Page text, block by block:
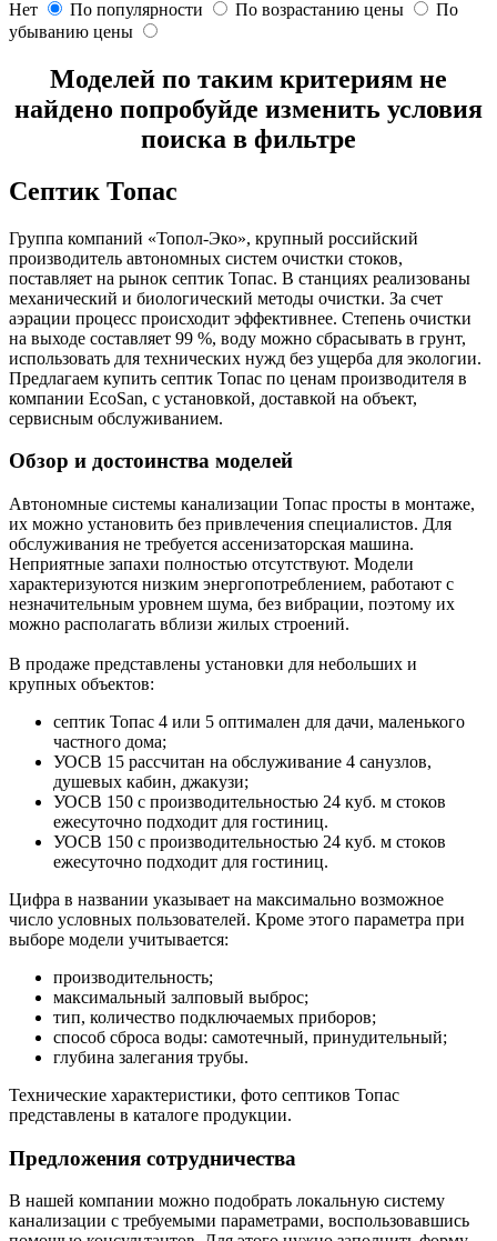
Нет По популярности По возрастанию цены
По
убыванию цены
Моделей по таким критериям не
найдено попробуйде изменить условия
поиска в фильтре
Септик Топас
Группа компаний «Топол-Эко», крупный российский
производитель автономных систем очистки стоков,
поставляет на рынок септик Топас. В станциях реализованы
механический и биологический методы очистки. За счет
аэрации процесс происходит эффективнее. Степень очистки
на выходе составляет 99 %, воду можно сбрасывать в грунт,
использовать для технических нужд без ущерба для экологии.
Предлагаем купить септик Топас по ценам производителя в
компании EcoSan, с установкой, доставкой на объект,
сервисным обслуживанием.
Обзор и достоинства моделей
Автономные системы канализации Топас просты в монтаже,
их можно установить без привлечения специалистов. Для
обслуживания не требуется ассенизаторская машина.
Неприятные запахи полностью отсутствуют. Модели
характеризуются низким энергопотреблением, работают с
незначительным уровнем шума, без вибрации, поэтому их
можно располагать вблизи жилых строений.
В продаже представлены установки для небольших и
крупных объектов:
септик Топас 4 или 5 оптимален для дачи, маленького
частного дома;
УОСВ 15 рассчитан на обслуживание 4 санузлов,
душевых кабин, джакузи;
УОСВ 150 с производительностью 24 куб. м стоков
ежесуточно подходит для гостиниц.
УОСВ 150 с производительностью 24 куб. м стоков
ежесуточно подходит для гостиниц.
Цифра в названии указывает на максимально возможное
число условных пользователей. Кроме этого параметра при
выборе модели учитывается:
производительность;
максимальный залповый выброс;
тип, количество подключаемых приборов;
способ сброса воды: самотечный, принудительный;
глубина залегания трубы.
Технические характеристики, фото септиков Топас
представлены в каталоге продукции.
Предложения сотрудничества
В нашей компании можно подобрать локальную систему
канализации с требуемыми параметрами, воспользовавшись